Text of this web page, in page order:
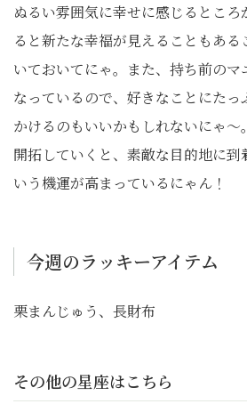
ぬるい雰囲気に幸せに感じるとこ
ると新たな幸福が見えることもあ
いておいてにゃ。また、持ち前のマ
なっているので、好きなことにた
かけるのもいいかもしれないにゃ
開拓していくと、素敵な目的地に到
いう機運が高まっているにゃん！
今週のラッキーアイテム
栗まんじゅう、長財布
その他の星座はこちら